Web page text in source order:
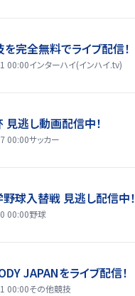
完全無料でライブ配信！
00:00インターハイ(インハイ.tv)
見逃し動画配信中！
00:00サッカー
球入替戦 見逃し配信中！
00:00野球
JAPANをライブ配信！
00:00その他競技